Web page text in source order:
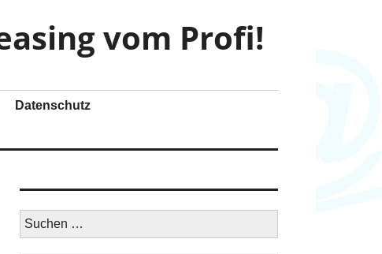
vom Profi!
Datenschutz
S